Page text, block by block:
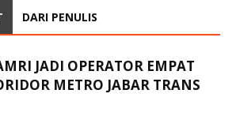
DARI PENULIS
JADI OPERATOR EMPAT
METRO JABAR TRANS